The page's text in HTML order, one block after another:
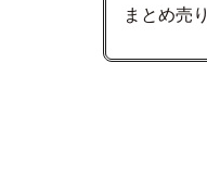
まとめ売り